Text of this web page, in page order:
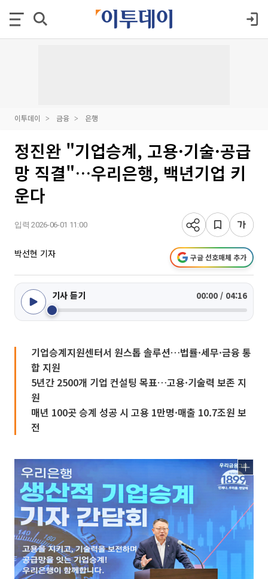
이투데이 금융 은행
정진완 "기업승계, 고용·기술·공급
망 직결"…우리은행, 백년기업 키
운다
입력 2026-06-01 11:00
박선현 기자 구글 선호매체 추가
기사 듣기 00:00 / 04:16
기업승계지원센터서 원스톱 솔루션…법률·세무·금융 통
합 지원
5년간 2500개 기업 컨설팅 목표…고용·기술력 보존 지
원
매년 100곳 승계 성공 시 고용 1만명·매출 10.7조원 보
전